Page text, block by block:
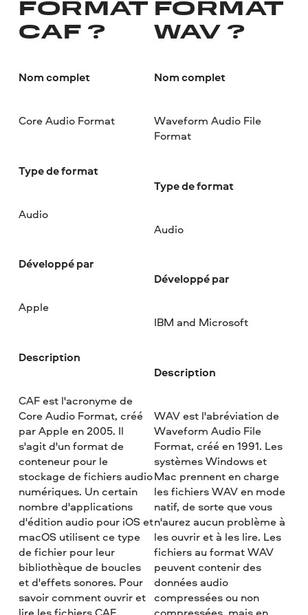
FORMAT
CAF ?
Nom complet
Core Audio Format
Type de format
Audio
Développé par
Apple
Description
CAF est l'acronyme de
Core Audio Format, créé
par Apple en 2005. Il
s'agit d'un format de
conteneur pour le
stockage de fichiers audio
numériques. Un certain
nombre d'applications
d'édition audio pour iOS et
macOS utilisent ce type
de fichier pour leur
bibliothèque de boucles
et d'effets sonores. Pour
savoir comment ouvrir et
FORMAT
WAV ?
Nom complet
Waveform Audio File
Format
Type de format
Audio
Développé par
IBM and Microsoft
Description
WAV est l'abréviation de
Waveform Audio File
Format, créé en 1991. Les
systèmes Windows et
Mac prennent en charge
les fichiers WAV en mode
natif, de sorte que vous
n'aurez aucun problème à
les ouvrir et à les lire. Les
fichiers au format WAV
peuvent contenir des
données audio
compressées ou non